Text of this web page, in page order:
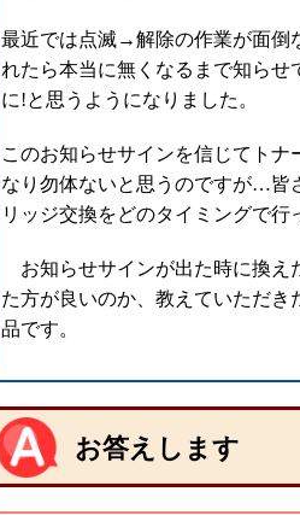
最近では点滅→解除の作業が面倒
れたら本当に無くなるまで知らせ
に!と思うようになりました。
このお知らせサインを信じてトナ
なり勿体ないと思うのですが…皆
リッジ交換をどのタイミングで行
お知らせサインが出た時に換え
た方が良いのか、教えていただき
品です。
お答えします